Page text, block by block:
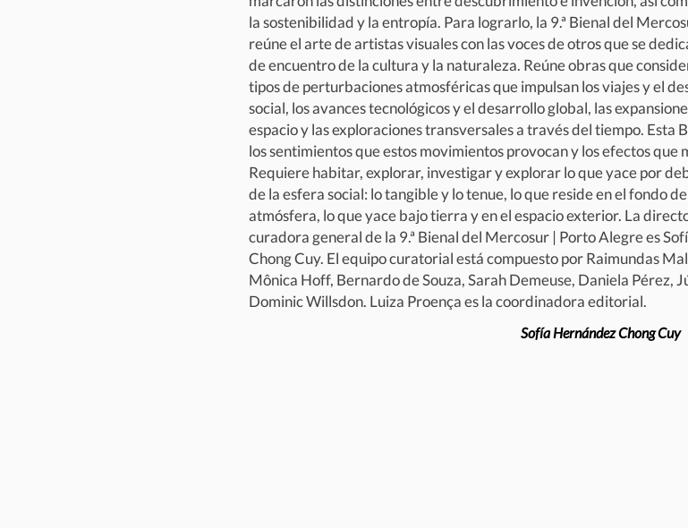
la sostenibilidad y la entropía. Para lograrlo, la 9.ª Bienal del
reúne el arte de artistas visuales con las voces de otros que se
de encuentro de la cultura y la naturaleza. Reúne obras que
tipos de perturbaciones atmosféricas que impulsan los viajes y el
social, los avances tecnológicos y el desarrollo global, las
espacio y las exploraciones transversales a través del tiempo. Esta
los sentimientos que estos movimientos provocan y los efectos que
Requiere habitar, explorar, investigar y explorar lo que yace por
de la esfera social: lo tangible y lo tenue, lo que reside en el fondo
atmósfera, lo que yace bajo tierra y en el espacio exterior. La
curadora general de la 9.ª Bienal del Mercosur | Porto Alegre es
Chong Cuy. El equipo curatorial está compuesto por Raimundas
Mônica Hoff, Bernardo de Souza, Sarah Demeuse, Daniela Pérez,
Dominic Willsdon. Luiza Proença es la coordinadora editorial.
Sofía Hernández Chong Cuy